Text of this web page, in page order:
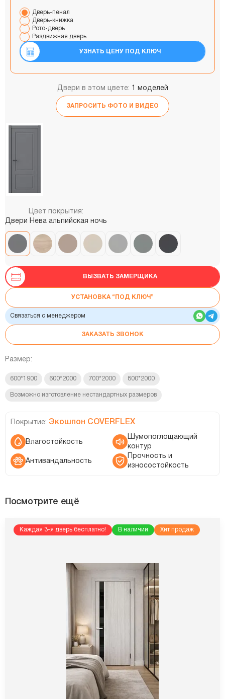
Дверь-пенал
Дверь-книжка
Рото-дверь
Раздвижная дверь
УЗНАТЬ ЦЕНУ ПОД КЛЮЧ
Двери в этом цвете: 1 моделей
ЗАПРОСИТЬ ФОТО И ВИДЕО
Цвет покрытия:
Двери Нева альпийская ночь
ВЫЗВАТЬ ЗАМЕРЩИКА
УСТАНОВКА “ПОД КЛЮЧ”
Связаться с менеджером
ЗАКАЗАТЬ ЗВОНОК
Размер:
600*1900 600*2000 700*2000 800*2000
Возможно изготовление нестандартных размеров
Покрытие: Экошпон COVERFLEX
Влагостойкость
Шумопоглощающий
контур
Антивандальность
Прочность и
износостойкость
Посмотрите ещё
Каждая 3-я дверь бесплатно! В наличии Хит продаж